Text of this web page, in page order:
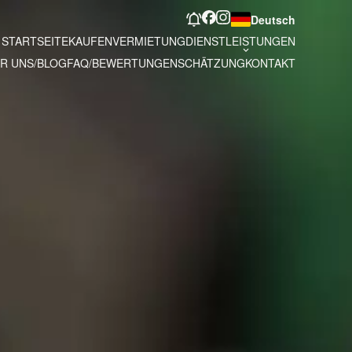
Deutsch
STARTSEITEKAUFENVERMIETUNGDIENSTLEISTUNGEN
UNS/BLOGFAQ/BEWERTUNGENSCHÄTZUNGKONTAKT